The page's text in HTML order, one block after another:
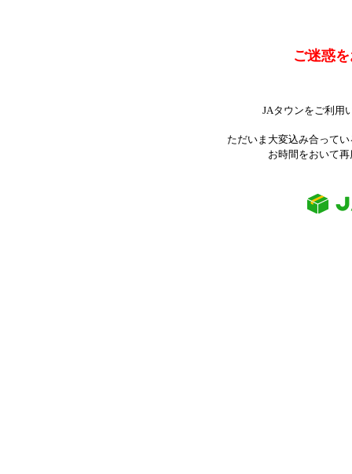
ご迷惑
JAタウンをご利用
ただいま大変込み合って
お時間をおいて